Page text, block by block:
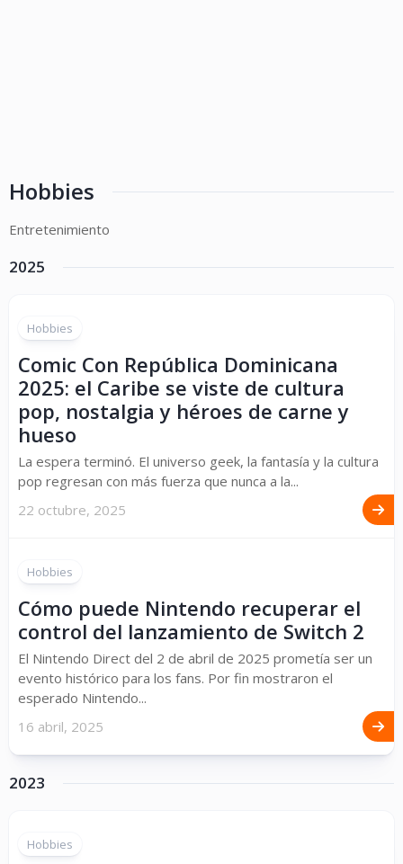
Hobbies
Entretenimiento
2025
Hobbies
Comic Con República Dominicana
2025: el Caribe se viste de cultura
pop, nostalgia y héroes de carne y
hueso
La espera terminó. El universo geek, la fantasía y la cultura
pop regresan con más fuerza que nunca a la...
22 octubre, 2025
Hobbies
Cómo puede Nintendo recuperar el
control del lanzamiento de Switch 2
El Nintendo Direct del 2 de abril de 2025 prometía ser un
evento histórico para los fans. Por fin mostraron el
esperado Nintendo...
16 abril, 2025
2023
Hobbies